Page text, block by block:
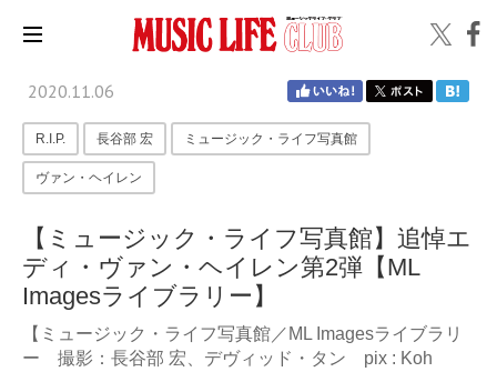
2020.11.06
R.I.P. 長谷部 宏 ミュージック・ライフ写真館
ヴァン・ヘイレン
【ミュージック・ライフ写真館】追悼エ
ディ・ヴァン・ヘイレン第2弾【ML
Imagesライブラリー】
【ミュージック・ライフ写真館／ML Imagesライブラリ
ー 撮影：長谷部 宏、デヴィッド・タン pix : Koh